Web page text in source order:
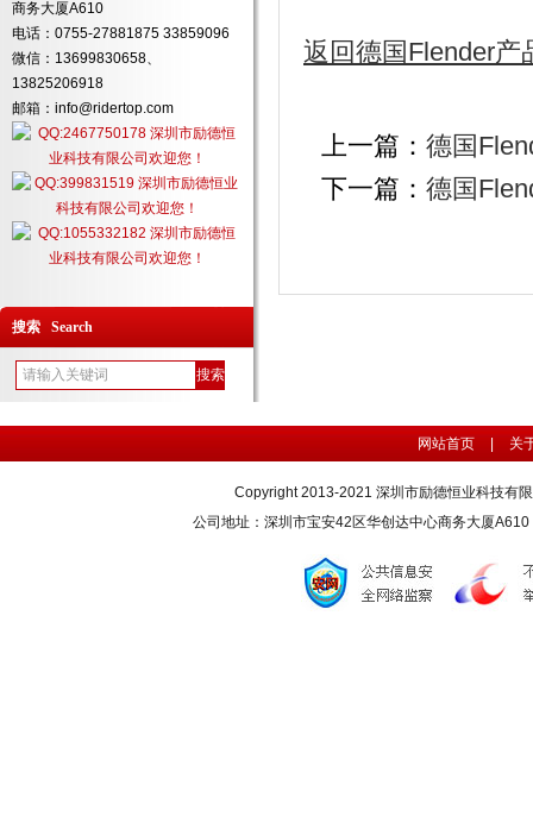
商务大厦A610
电话：0755-27881875 33859096
微信：13699830658、
13825206918
邮箱：info@ridertop.com
搜索 Search
返回德国Flender产
上一篇： 德国
下一篇： 德国
网站首页 关
Copyright 2013-2021 深圳市励德恒业科技有
公司地址：深圳市宝安42区华创达中心商务大厦